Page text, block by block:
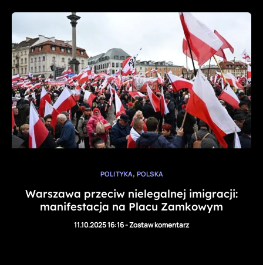
POLITYKA, POLSKA
Warszawa przeciw nielegalnej imigracji:
manifestacja na Placu Zamkowym
11.10.2025 16:16-Zostaw komentarz